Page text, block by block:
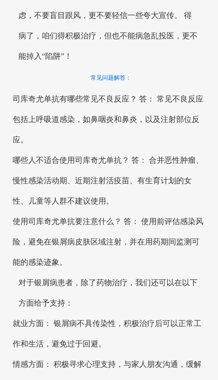
虑，不要盲目跟风，更不要轻信一些夸大宣传。 得
病了，咱们得积极治疗，但也不能病急乱投医，更不
能掉入“陷阱”！
常见问题解答：
司库奇尤单抗有哪些常见不良反应？ 答： 常见不良反应
包括上呼吸道感染，如鼻咽炎和鼻炎，以及注射部位反
应。
哪些人不适合使用司库奇尤单抗？ 答： 合并恶性肿瘤、
慢性感染活动期、近期注射活疫苗、有生育计划的女
性、儿童等人群不建议使用。
使用司库奇尤单抗要注意什么？ 答： 使用前评估感染风
险，避免在银屑病皮肤区域注射，并在用药期间监测可
能的感染迹象。
对于银屑病患者，除了药物治疗，我们还可以在以下
方面给予支持：
就业方面： 银屑病不具传染性，积极治疗后可以正常工
作和生活，避免过于回避。
情感方面： 积极寻求心理支持，与家人朋友沟通，缓解